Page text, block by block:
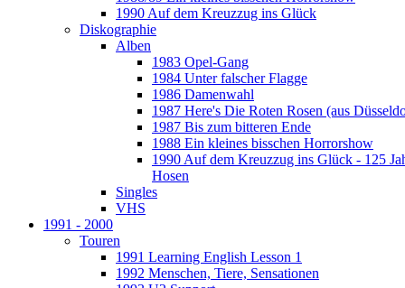
1990 Auf dem Kreuzzug ins Glück
Diskographie
Alben
1983 Opel-Gang
1984 Unter falscher Flagge
1986 Damenwahl
1987 Here's Die Roten Rosen (aus
1987 Bis zum bitteren Ende
1988 Ein kleines bisschen Horrorshow
1990 Auf dem Kreuzzug ins Glück - 125
Hosen
Singles
VHS
1991 - 2000
Touren
1991 Learning English Lesson 1
1992 Menschen, Tiere, Sensationen